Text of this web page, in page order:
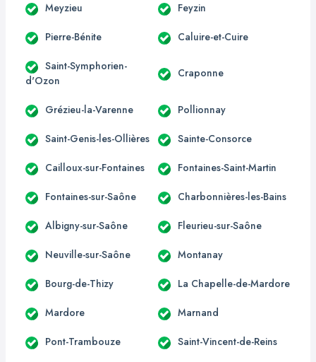
Meyzieu Feyzin
Pierre-Bénite Caluire-et-Cuire
Saint-Symphorien-
d'Ozon
Craponne
Grézieu-la-Varenne Pollionnay
Saint-Genis-les-Ollières Sainte-Consorce
Cailloux-sur-Fontaines Fontaines-Saint-Martin
Fontaines-sur-Saône Charbonnières-les-Bains
Albigny-sur-Saône Fleurieu-sur-Saône
Neuville-sur-Saône Montanay
Bourg-de-Thizy La Chapelle-de-Mardore
Mardore Marnand
Pont-Trambouze Saint-Vincent-de-Reins